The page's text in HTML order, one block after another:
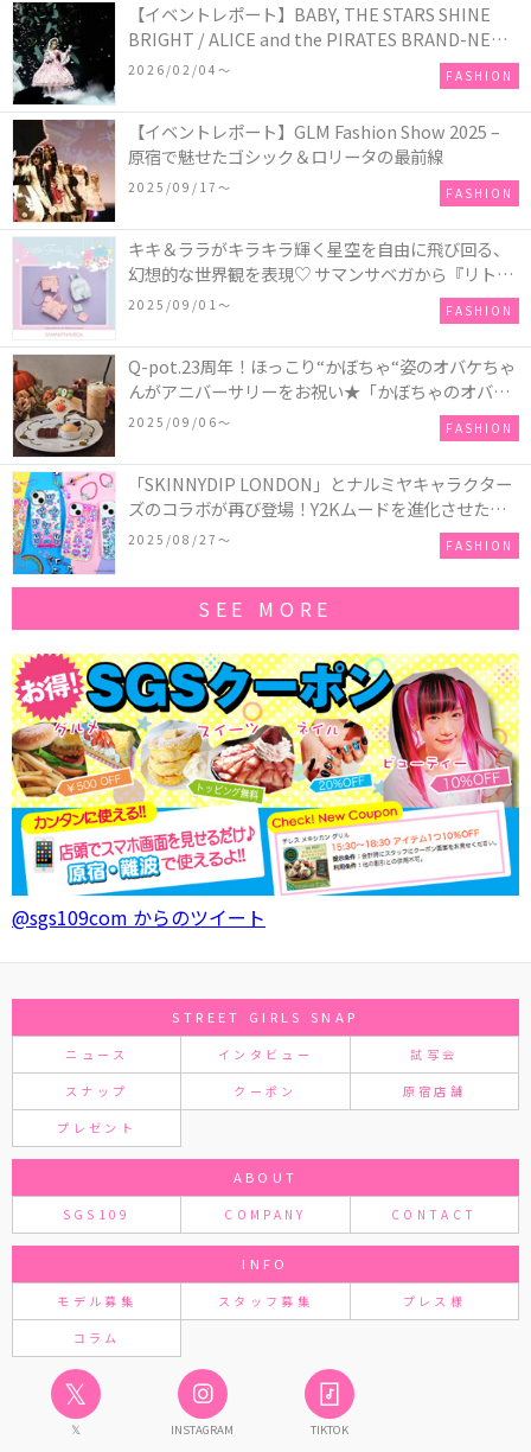
【イベントレポート】BABY, THE STARS SHINE
BRIGHT / ALICE and the PIRATES BRAND-NEW
COLLECTION in TOKYO
2026/02/04〜 FASHION
【イベントレポート】GLM Fashion Show 2025 –
原宿で魅せたゴシック＆ロリータの最前線
2025/09/17〜 FASHION
キキ＆ララがキラキラ輝く星空を自由に飛び回る、
幻想的な世界観を表現♡ サマンサベガから『リトル
ツインスターズ』50周年アニバーサリーイヤー』を
2025/09/01〜 FASHION
Q-pot.23周年！ほっこり“かぼちゃ“姿のオバケちゃ
んがアニバーサリーをお祝い★「かぼちゃのオバケ
ーキアクセサリー」が新発売！Q-pot CAFE.では
「かぼちゃのオバケーキプレート」も登場
2025/09/06〜 FASHION
「SKINNYDIP LONDON」とナルミヤキャラクター
ズのコラボが再び登場！Y2Kムードを進化させた新
作コレクションを発売♪
2025/08/27〜 FASHION
SEE MORE
@sgs109com からのツイート
STREET GIRLS SNAP
ニュース インタビュー 試写会
スナップ クーポン 原宿店舗
プレゼント
ABOUT
SGS109 COMPANY CONTACT
INFO
モデル募集 スタッフ募集 プレス様
コラム
𝕏
𝕏 INSTAGRAM TIKTOK